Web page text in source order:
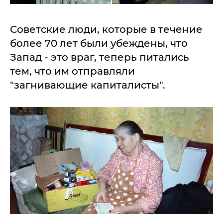
Советские люди, которые в течение
более 70 лет были убеждены, что
Запад - это враг, теперь питались
тем, что им отправляли
"загнивающие капиталисты".